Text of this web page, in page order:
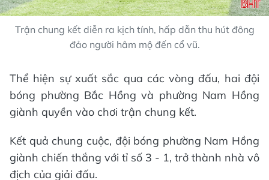
Trận chung kết diễn ra kịch tính, hấp dẫn thu hút đông
đảo người hâm mộ đến cổ vũ.
Thể hiện sự xuất sắc qua các vòng đấu, hai đội
bóng phường Bắc Hồng và phường Nam Hồng
giành quyền vào chơi trận chung kết.
Kết quả chung cuộc, đội bóng phường Nam Hồng
giành chiến thắng với tỉ số 3 - 1, trở thành nhà vô
địch của giải đấu.